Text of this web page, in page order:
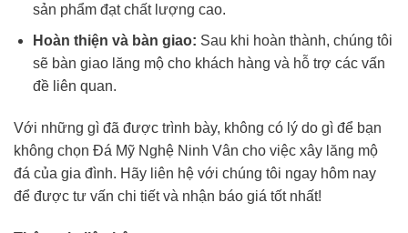
sản phẩm đạt chất lượng cao.
Hoàn thiện và bàn giao: Sau khi hoàn thành, chúng tôi
sẽ bàn giao lăng mộ cho khách hàng và hỗ trợ các vấn
đề liên quan.
Với những gì đã được trình bày, không có lý do gì để bạn
không chọn Đá Mỹ Nghệ Ninh Vân cho việc xây lăng mộ
đá của gia đình. Hãy liên hệ với chúng tôi ngay hôm nay
để được tư vấn chi tiết và nhận báo giá tốt nhất!